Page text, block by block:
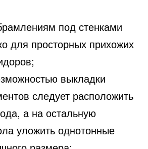
под стенками
для просторных прихожих
выкладки
следует расположить
а на остальную
уложить однотонные